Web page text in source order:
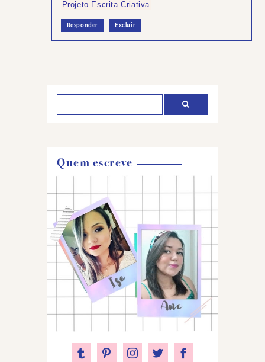
Projeto Escrita Criativa
Responder Excluir
Quem escreve